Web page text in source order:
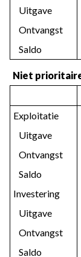
   Uitgave
   Ontvangst
   Saldo
Niet
Exploitatie
   Uitgave
   Ontvangst
   Saldo
Investering
   Uitgave
   Ontvangst
   Saldo